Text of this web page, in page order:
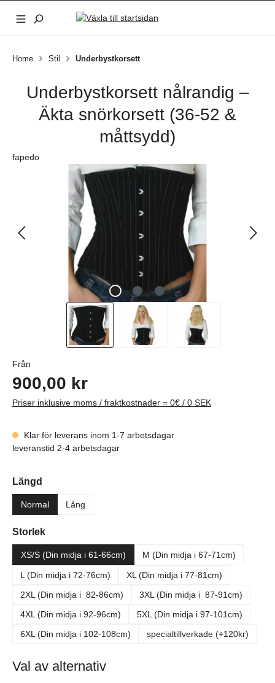
Hoppa till huvudinnehåll
Home Stil Underbystkorsett
Underbystkorsett nålrandig –
Äkta snörkorsett (36-52 &
måttsydd)
fapedo
Hoppa över bildgalleri
Från
900,00 kr
Priser inklusive moms / fraktkostnader = 0€ / 0 SEK
Klar för leverans inom 1-7 arbetsdagar
leveranstid 2-4 arbetsdagar
Välj
Längd
Normal Lång
Välj
Storlek
XS/S (Din midja i 61-66cm) M (Din midja i 67-71cm)
L (Din midja i 72-76cm)
XL (Din midja i 77-81cm)
2XL (Din midja i 82-86cm)
3XL (Din midja i 87-91cm)
4XL (Din midja i 92-96cm)
5XL (Din midja i 97-101cm)
6XL (Din midja i 102-108cm)
specialtillverkade (+120kr)
Val av alternativ